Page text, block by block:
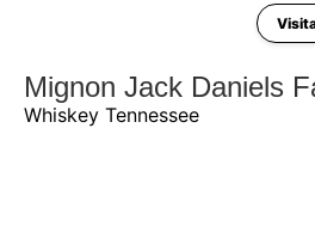
Mignon Jack Daniels
Whiskey Tennessee